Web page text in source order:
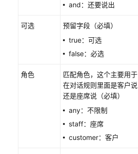
源
域
and：还要说出
可选
预留字段（必填）
true：可选
false：必选
角色
匹配角色，这个主要用于
在对话规则里面是客户说
还是座席说（必填）
any：不限制
staff：座席
customer：客户